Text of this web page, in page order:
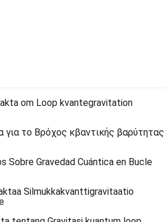
om Loop kvantegravitation
το Βρόχος κβαντικής βαρύτητας
Gravedad Cuántica en Bucle
Silmukkakvanttigravitaatio